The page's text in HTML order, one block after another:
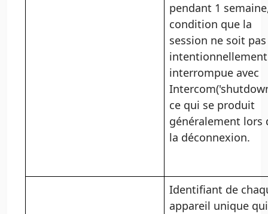
pendant 1
condition que la
session ne soit pas
intentionnellement
interrompue avec
ce qui se produit
généralement lors
la déconnexion.
Identifiant de
appareil unique qui